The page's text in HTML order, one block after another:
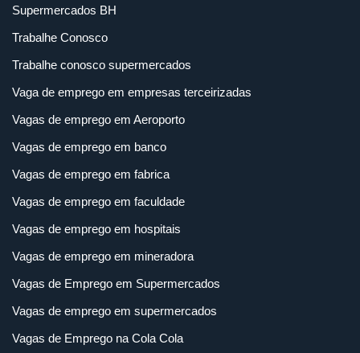
Supermercados BH
Trabalhe Conosco
Trabalhe conosco supermercados
Vaga de emprego em empresas terceirizadas
Vagas de emprego em Aeroporto
Vagas de emprego em banco
Vagas de emprego em fabrica
Vagas de emprego em faculdade
Vagas de emprego em hospitais
Vagas de emprego em mineradora
Vagas de Emprego em Supermercados
Vagas de emprego em supermercados
Vagas de Emprego na Cola Cola